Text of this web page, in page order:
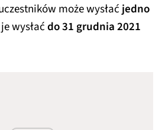
może wysłać jedno
wysłaćdo 31 grudnia 2021